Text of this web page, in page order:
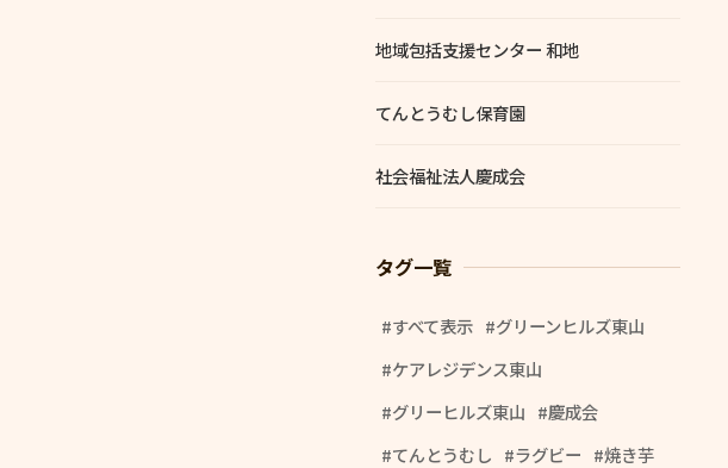
地域包括支援センター 和地
てんとうむし保育園
社会福祉法人慶成会
タグ一覧
すべて表示
グリーンヒルズ東山
ケアレジデンス東山
グリーヒルズ東山
慶成会
てんとうむし
ラグビー
焼き芋